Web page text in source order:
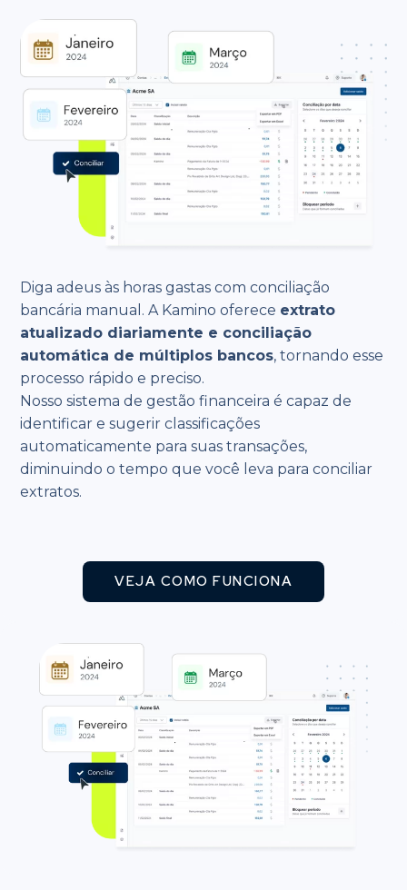
Diga adeus às horas gastas com conciliação
bancária manual. A Kamino oferece extrato
atualizado diariamente e conciliação
automática de múltiplos bancos, tornando esse
processo rápido e preciso.
Nosso sistema de gestão financeira é capaz de
identificar e sugerir classificações
automaticamente para suas transações,
diminuindo o tempo que você leva para conciliar
extratos.
VEJA COMO FUNCIONA